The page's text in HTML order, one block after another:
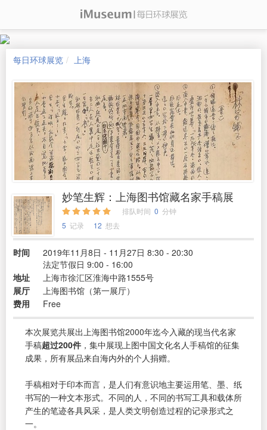
每日环球展览 上海
妙笔生辉：上海图书馆藏名家手稿展
排队时间 0 分钟
5 记录 12 想去
时间
2019年11月8日 - 11月27日 8:30 - 20:30
法定节假日 9:00 - 16:00
地址
上海市徐汇区淮海中路1555号
展厅
上海图书馆（第一展厅）
费用
Free
本次展览共展出上海图书馆2000年迄今入藏的现当代名家
手稿超过200件 ，集中展现上图中国文化名人手稿馆的征集
成果，所有展品来自海内外的个人捐赠。
手稿相对于印本而言，是人们有意识地主要运用笔、墨、纸
书写的一种文本形式。不同的人，不同的书写工具和载体所
产生的笔迹各具风采，是人类文明创造过程的记录形式之
一。